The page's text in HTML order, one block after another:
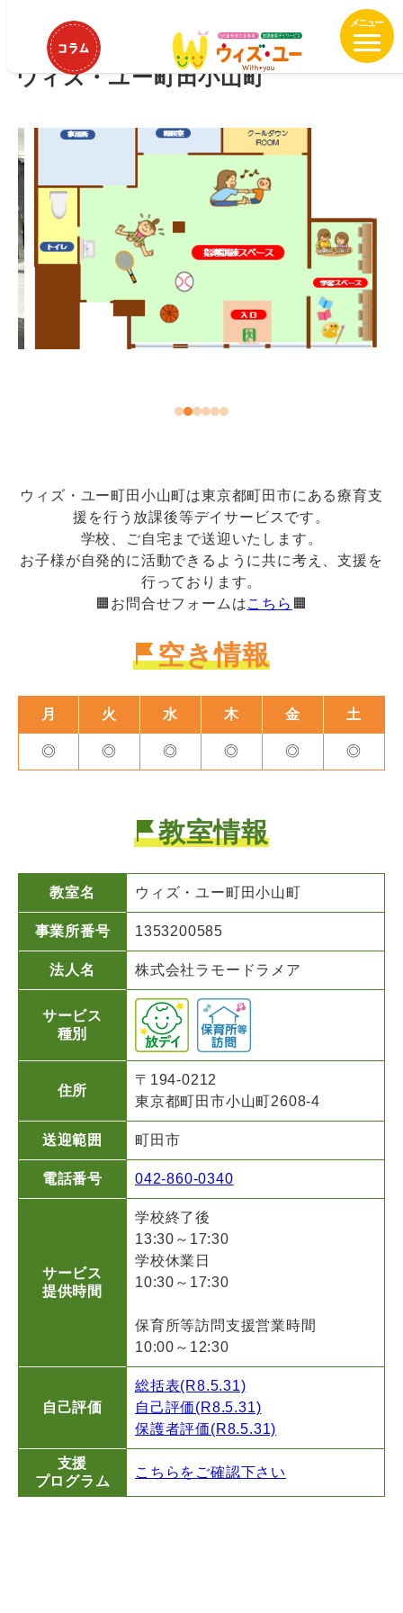
コ
テ
ン
ツ
移
動
関東 ウィズ・ユー町田小山町
ウィズ・ユー町田小山町
ウィズ・ユー町田小山町は東京都町田市にある療育支
援を行う放課後等デイサービスです。
学校、ご自宅まで送迎いたします。
お子様が自発的に活動できるように共に考え、支援を
行っております。
🟧お問合せフォームはこちら 🟧
空き情報
月 火 水 木 金 土
◎ ◎ ◎ ◎ ◎ ◎
教室情報
教室名 ウィズ・ユー町田小山町
事業所番号 1353200585
法人名 株式会社ラモードラメア
サービス
種別
住所
〒194-0212
東京都町田市小山町2608-4
送迎範囲 町田市
電話番号 042-860-0340
サービス
提供時間
学校終了後
13:30～17:30
学校休業日
10:30～17:30
保育所等訪問支援営業時間
10:00～12:30
自己評価
総括表(R8.5.31)
自己評価(R8.5.31)
保護者評価(R8.5.31)
支援
プログラム
こちらをご確認下さい